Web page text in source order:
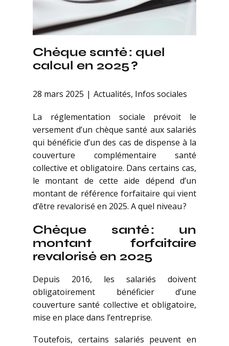
Chèque santé : quel
calcul en 2025 ?
28 mars 2025 Actualités, Infos sociales
La réglementation sociale prévoit le
versement d’un chèque santé aux salariés
qui bénéficie d’un des cas de dispense à la
couverture complémentaire santé
collective et obligatoire. Dans certains cas,
le montant de cette aide dépend d’un
montant de référence forfaitaire qui vient
d’être revalorisé en 2025. A quel niveau ?
Chèque santé : un
montant forfaitaire
revalorisé en 2025
Depuis 2016, les salariés doivent
obligatoirement bénéficier d’une
couverture santé collective et obligatoire,
mise en place dans l’entreprise.
Toutefois, certains salariés peuvent en